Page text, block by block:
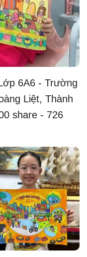
6A6 - Trường
Liệt, Thành
share - 726